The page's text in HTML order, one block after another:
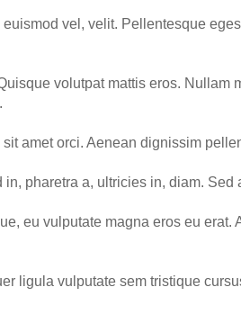
vel, velit. Pellentesque
volutpat mattis eros. Nullam
amet orci. Aenean dignissim
pharetra a, ultricies in, diam. Sed
eu vulputate magna eros eu erat.
ligula vulputate sem tristique